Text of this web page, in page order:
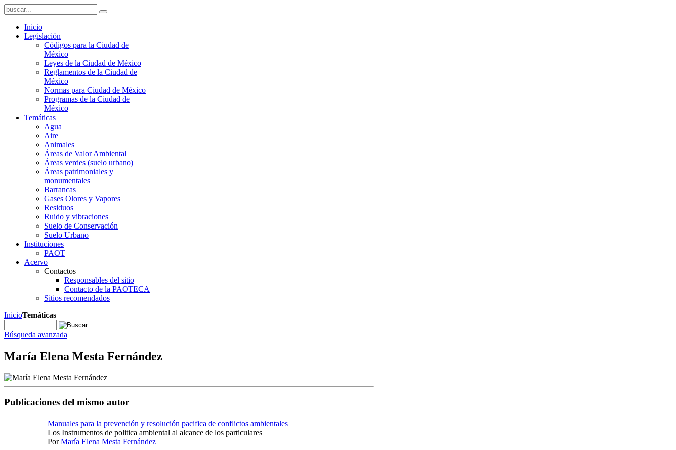
Inicio
Legislación
Códigos para la Ciudad de
México
Leyes de la Ciudad de México
Reglamentos de la Ciudad de
México
Normas para Ciudad de México
Programas de la Ciudad de
México
Temáticas
Agua
Aire
Animales
Áreas de Valor Ambiental
Áreas verdes (suelo urbano)
Áreas patrimoniales y
monumentales
Barrancas
Gases Olores y Vapores
Residuos
Ruido y vibraciones
Suelo de Conservación
Suelo Urbano
Instituciones
PAOT
Acervo
Contactos
Responsables del sitio
Contacto de la PAOTECA
Sitios recomendados
InicioTemáticas
Búsqueda avanzada
María Elena Mesta Fernández
Publicaciones del mismo autor
Manuales para la prevención y resolución pacifica de conflictos ambientales
Los Instrumentos de politica ambiental al alcance de los particulares
PorMaría Elena Mesta Fernández